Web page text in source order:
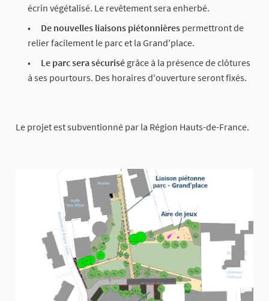
écrin végétalisé. Le revêtement sera enherbé.
De nouvelles liaisons piétonnières permettront de
relier facilement le parc et la Grand'place.
Le parc sera sécurisé grâce à la présence de clôtures
à ses pourtours. Des horaires d'ouverture seront fixés.
Le projet est subventionné par la Région Hauts-de-France.